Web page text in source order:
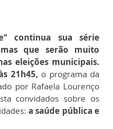
continua sua série
que serão muito
eleições municipais.
21h45, o programa da
por Rafaela Lourenço
convidados sobre os
a saúde pública e